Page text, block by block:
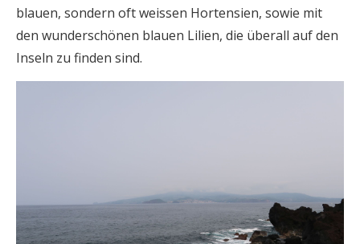
blauen, sondern oft weissen Hortensien, sowie mit
den wunderschönen blauen Lilien, die überall auf den
Inseln zu finden sind.